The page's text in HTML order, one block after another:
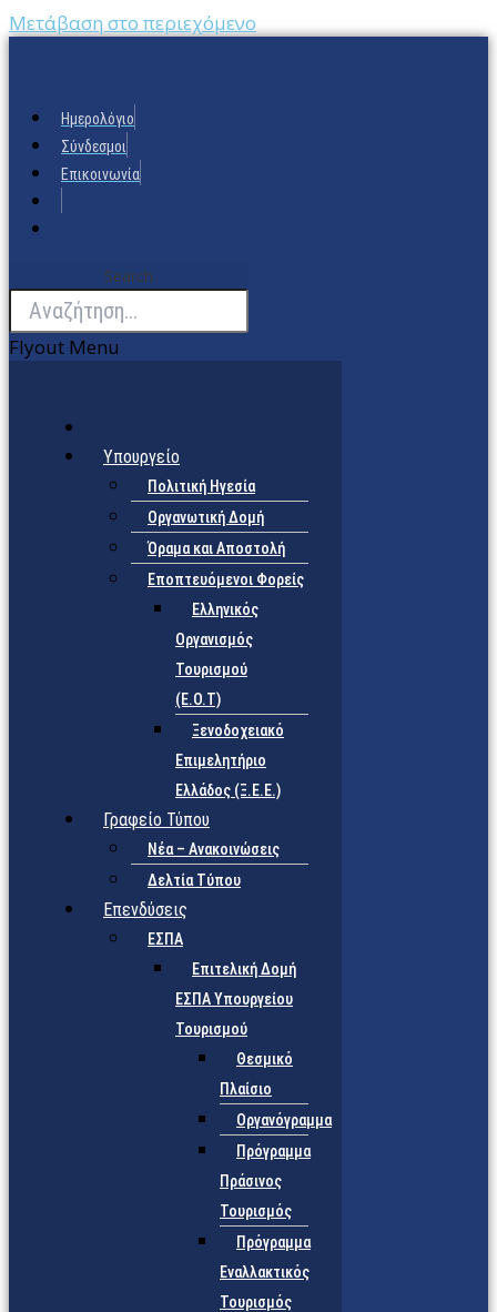
Μετάβαση στο περιεχόμενο
Ημερολόγιο
Σύνδεσμοι
Επικοινωνία
Search
Flyout Menu
Υπουργείο
Πολιτική Ηγεσία
Οργανωτική Δομή
Όραμα και Αποστολή
Εποπτευόμενοι Φορείς
Eλληνικός
Οργανισμός
Τουρισμού
(Ε.Ο.Τ)
Ξενοδοχειακό
Επιμελητήριο
Ελλάδος (Ξ.Ε.Ε.)
Γραφείο Τύπου
Νέα – Ανακοινώσεις
Δελτία Τύπου
Επενδύσεις
ΕΣΠΑ
Επιτελική Δομή
ΕΣΠΑ Υπουργείου
Τουρισμού
Θεσμικό
Πλαίσιο
Οργανόγραμμα
Πρόγραμμα
Πράσινος
Τουρισμός
Πρόγραμμα
Εναλλακτικός
Τουρισμός